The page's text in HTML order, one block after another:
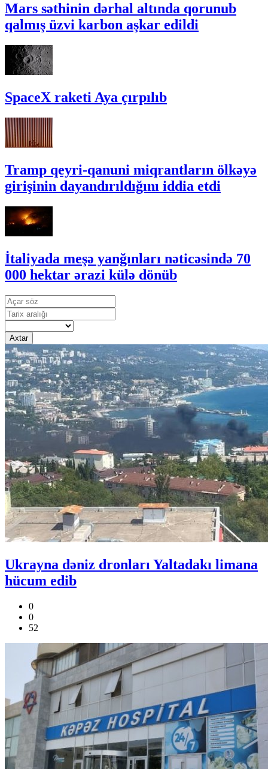
Mars səthinin dərhal altında qorunub
qalmış üzvi karbon aşkar edildi
SpaceX raketi Aya çırpılıb
Tramp qeyri-qanuni miqrantların ölkəyə
girişinin dayandırıldığını iddia etdi
İtaliyada meşə yanğınları nəticəsində 70
000 hektar ərazi külə dönüb
Axtar
Ukrayna dəniz dronları Yaltadakı limana
hücum edib
0
0
52